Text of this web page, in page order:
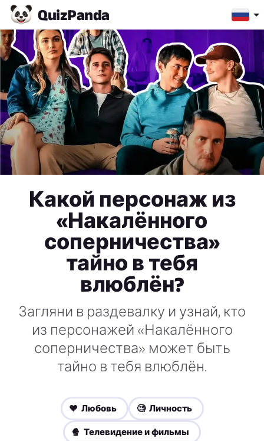
QuizPanda
Какой персонаж из
«Накалённого
соперничества»
тайно в тебя
влюблён?
Загляни в раздевалку и узнай, кто
из персонажей «Накалённого
соперничества» может быть
тайно в тебя влюблён.
❤️ Любовь 🧐 Личность
🍿 Телевидение и фильмы